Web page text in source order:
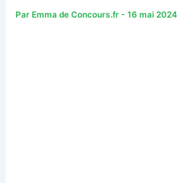
Par Emma de Concours.fr-16 mai 2024